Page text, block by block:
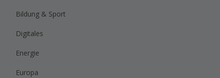
Bildung & Sport
Digitales
Energie
Europa